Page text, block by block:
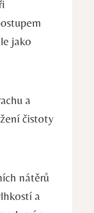
jako
a
čistoty
nátěrů
a